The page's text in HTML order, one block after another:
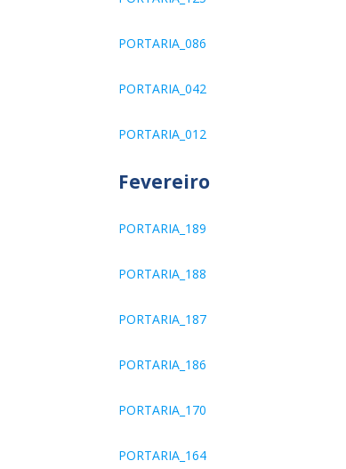
PORTARIA_086
PORTARIA_042
PORTARIA_012
Fevereiro
PORTARIA_189
PORTARIA_188
PORTARIA_187
PORTARIA_186
PORTARIA_170
PORTARIA_164